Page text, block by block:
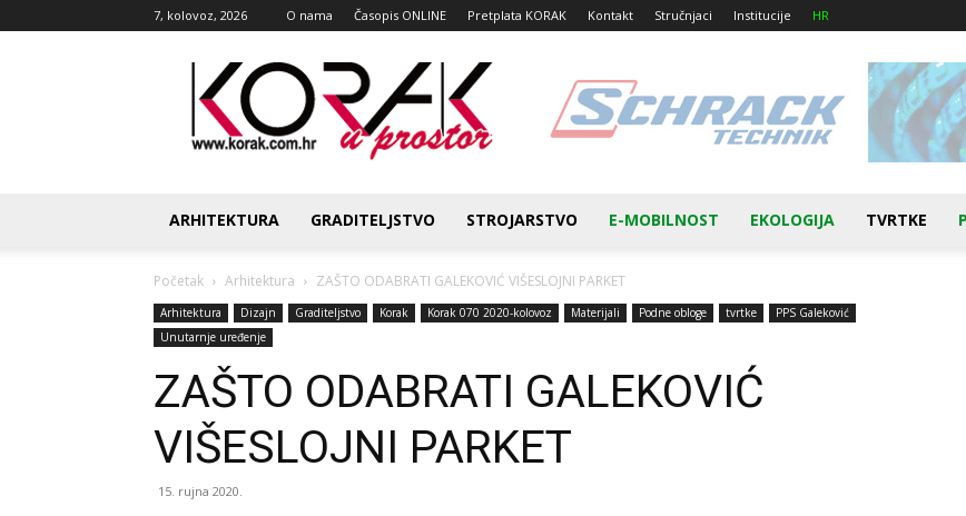
7, kolovoz, 2026 O nama Časopis ONLINE Pretplata KORAK Kontakt Stručnjaci Institucije HR
Korak
u
prostor
ARHITEKTURA GRADITELJSTVO STROJARSTVO E-MOBILNOST EKOLOGIJA TVRTKE
Početak Arhitektura ZAŠTO ODABRATI GALEKOVIĆ VIŠESLOJNI PARKET
Arhitektura Dizajn Graditeljstvo Korak Korak 070 2020-kolovoz Materijali Podne obloge tvrtke
PPS Galeković
Unutarnje uređenje
ZAŠTO ODABRATI GALEKOVIĆ
VIŠESLOJNI PARKET
15. rujna 2020.